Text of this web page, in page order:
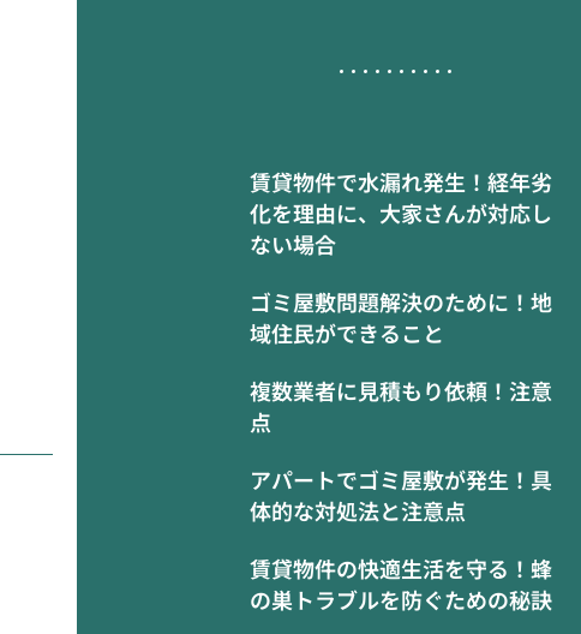
賃貸物件で水漏れ発生！経年劣
化を理由に、大家さんが対応し
ない場合
ゴミ屋敷問題解決のために！地
域住民ができること
複数業者に見積もり依頼！注意
点
アパートでゴミ屋敷が発生！具
体的な対処法と注意点
賃貸物件の快適生活を守る！蜂
の巣トラブルを防ぐための秘訣